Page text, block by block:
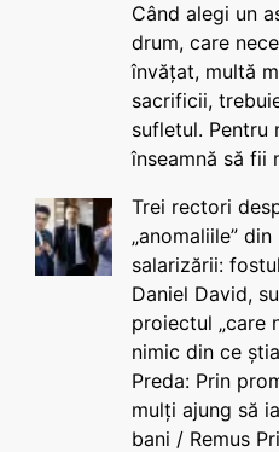
Când alegi un
drum, care
învățat, multă
sacrificii,
sufletul. Pentru
înseamnă să fii
Trei rectori
„anomaliile”
salarizării:
Daniel David,
proiectul „care
nimic din ce
Preda: Prin
mulți ajung să
bani / Remus